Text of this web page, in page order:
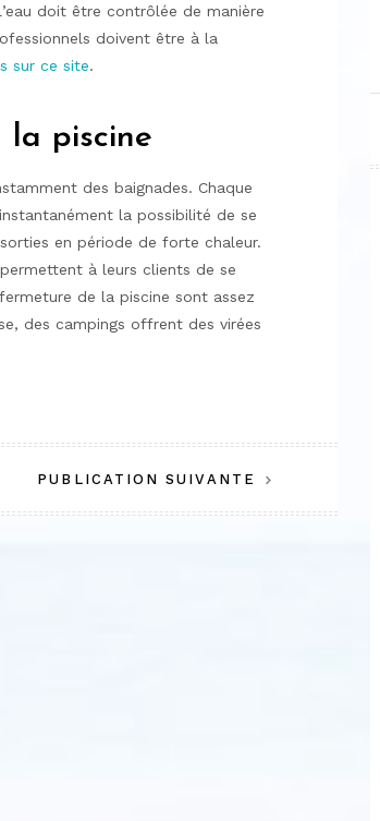
doit être contrôlée de manière
doivent être à la
sur ce site.
la piscine
des baignades. Chaque
la possibilité de se
en période de forte chaleur.
à leurs clients de se
de la piscine sont assez
des campings offrent des virées
PUBLICATION SUIVANTE